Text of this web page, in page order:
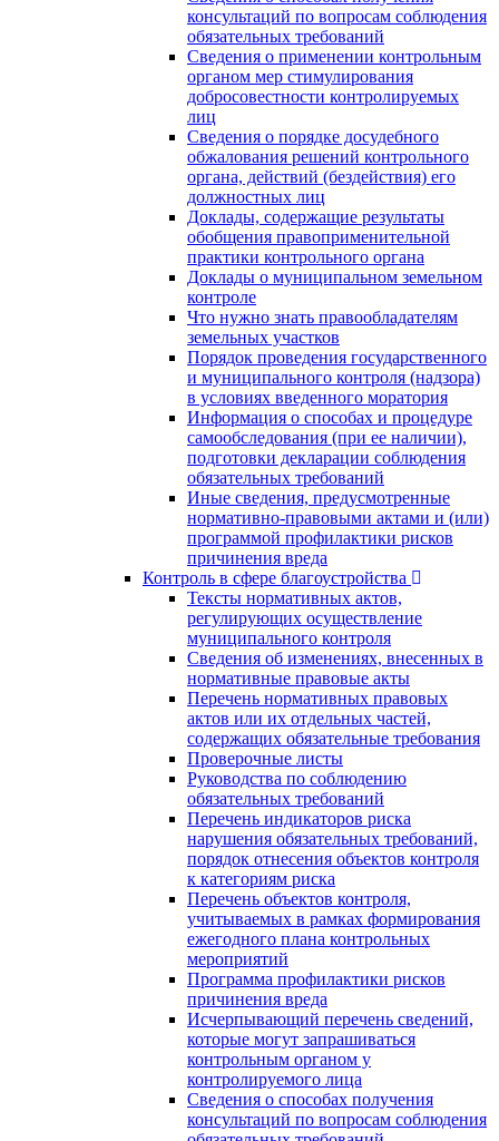
консультаций по вопросам соблюдения
обязательных требований
Сведения о применении контрольным
органом мер стимулирования
добросовестности контролируемых
лиц
Сведения о порядке досудебного
обжалования решений контрольного
органа, действий (бездействия) его
должностных лиц
Доклады, содержащие результаты
обобщения правоприменительной
практики контрольного органа
Доклады о муниципальном земельном
контроле
Что нужно знать правообладателям
земельных участков
Порядок проведения государственного
и муниципального контроля (надзора)
в условиях введенного моратория
Информация о способах и процедуре
самообследования (при ее наличии),
подготовки декларации соблюдения
обязательных требований
Иные сведения, предусмотренные
нормативно-правовыми актами и (или)
программой профилактики рисков
причинения вреда
Контроль в сфере благоустройства
Тексты нормативных актов,
регулирующих осуществление
муниципального контроля
Сведения об изменениях, внесенных в
нормативные правовые акты
Перечень нормативных правовых
актов или их отдельных частей,
содержащих обязательные требования
Проверочные листы
Руководства по соблюдению
обязательных требований
Перечень индикаторов риска
нарушения обязательных требований,
порядок отнесения объектов контроля
к категориям риска
Перечень объектов контроля,
учитываемых в рамках формирования
ежегодного плана контрольных
мероприятий
Программа профилактики рисков
причинения вреда
Исчерпывающий перечень сведений,
которые могут запрашиваться
контрольным органом у
контролируемого лица
Сведения о способах получения
консультаций по вопросам соблюдения